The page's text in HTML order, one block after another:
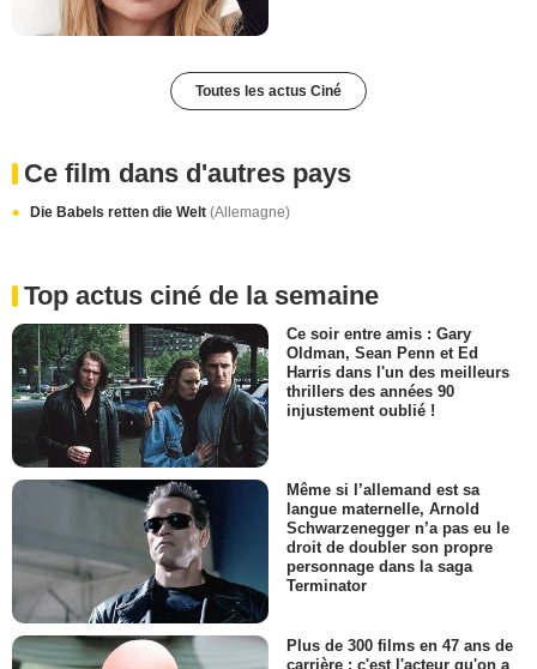
Toutes les actus Ciné
Ce film dans d'autres pays
Die Babels retten die Welt (Allemagne)
Top actus ciné de la semaine
Ce soir entre amis : Gary
Oldman, Sean Penn et Ed
Harris dans l'un des meilleurs
thrillers des années 90
injustement oublié !
Même si l’allemand est sa
langue maternelle, Arnold
Schwarzenegger n’a pas eu le
droit de doubler son propre
personnage dans la saga
Terminator
Plus de 300 films en 47 ans de
carrière : c'est l'acteur qu'on a